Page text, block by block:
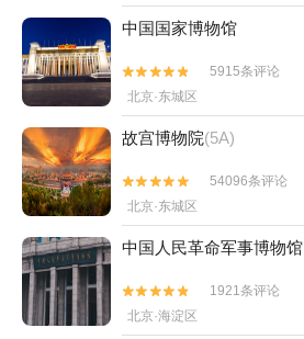
中国国家博物馆


5915条评论
北京·东城区
故宫博物院(5A)


54096条评论
北京·东城区
中国人民革命军事博物馆


1921条评论
北京·海淀区